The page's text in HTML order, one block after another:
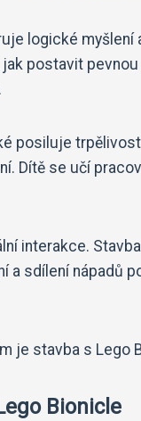
logické
jak postavit
posiluje
Dítě se učí
interakce.
a sdílení nápadů
je stavba s Lego
Bionicle